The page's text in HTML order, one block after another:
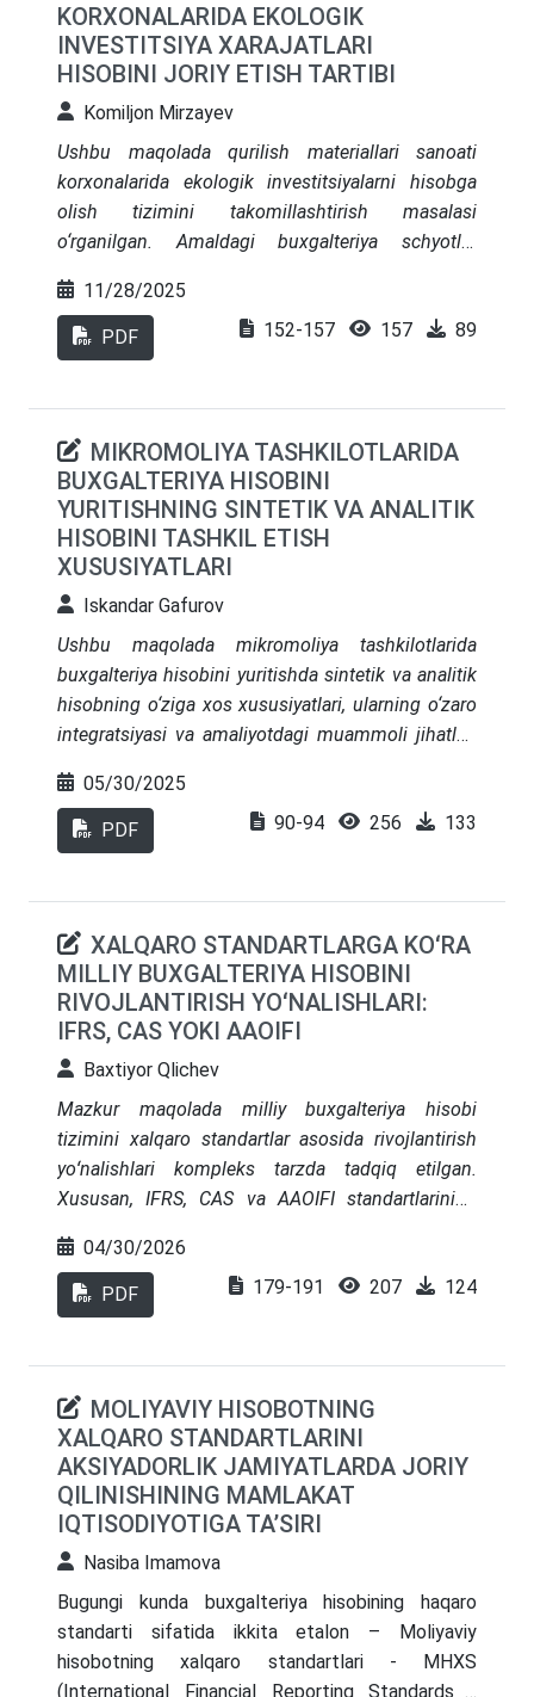
KORXONALARIDA EKOLOGIK
INVESTITSIYA XARAJATLARI
HISOBINI JORIY ETISH TARTIBI
Komiljon Mirzayev
Ushbu maqolada qurilish materiallari sanoati
korxonalarida ekologik investitsiyalarni hisobga
olish tizimini takomillashtirish masalasi
o‘rganilgan. Amaldagi buxgalteriya schyotlar
chiqarish xarajatlari tarkibida aks ettirilishi ularni
nazorat qilish va tahlil qilish imkoniyatlarini
cheklashi aniqlangan. Shu munosabat bilan,
8542, 8543 subhisoblarni joriy etish taklif etildi.
Tadqiqot davomida xalqaro moliyaviy hisobot
standartlari bilan milliy hisob siyosati qiyoslab
chiqildi hamda amaliy misollar asosida yangi
buxgalteriya modelining samaradorligi asoslab
berildi.
11/28/2025
PDF 152-157 157 89
MIKROMOLIYA TASHKILOTLARIDA
BUXGALTERIYA HISOBINI
YURITISHNING SINTETIK VA ANALITIK
HISOBINI TASHKIL ETISH
XUSUSIYATLARI
Iskandar Gafurov
Ushbu maqolada mikromoliya tashkilotlarida
buxgalteriya hisobini yuritishda sintetik va analitik
hisobning o‘ziga xos xususiyatlari, ularning o‘zaro
integratsiyasi va amaliyotdagi muammoli jihatlari
va “Biznes Finans” mikromoliya tashkilotlari
misolida sintetik va analitik hisob yuritilishining
holati o‘rganilgan va ularni uyg‘unlashtirish
sifatini oshirish va ichki audit jarayonlarini
samarali tashkil etishda sintetik va analitik
hisobning ahamiyatini tasdiqlaydi.
05/30/2025
PDF 90-94 256 133
XALQARO STANDARTLARGA KOʻRA
MILLIY BUXGALTERIYA HISOBINI
RIVOJLANTIRISH YOʻNALISHLARI:
IFRS, CAS YOKI AAOIFI
Baxtiyor Qlichev
Mazkur maqolada milliy buxgalteriya hisobi
tizimini xalqaro standartlar asosida rivojlantirish
yoʻnalishlari kompleks tarzda tadqiq etilgan.
Xususan, IFRS, CAS va AAOIFI standartlarining
ularning milliy hisob tizimiga taʼsiri qiyosiy tahlil
qilingan. Tadqiqotda xalqaro standartlarni joriy
etishga oid ilmiy qarashlar iqtisodiy, institutsional
buxgalteriya tizimining hozirgi holati xalqaro
modellar bilan solishtirilib, uning gibrid
xususiyatga egaligi asoslab berilgan. Maqolada
xalqaro standartlarga oʻtish jarayonini bir
yoʻnalishli islohot sifatida emas, balki iqtisodiy,
strategik va ijtimoiy omillarni qamrab olgan
zarurligi ilmiy jihatdan asoslangan. Shu asosda
milliy hisob tizimini takomillashtirish boʻyicha
konseptual yondashuvlar, jumladan, asosiy savdo
04/30/2026
PDF 179-191 207 124
MOLIYAVIY HISOBOTNING
XALQARO STANDARTLARINI
AKSIYADORLIK JAMIYATLARDA JORIY
QILINISHINING MAMLAKAT
IQTISODIYOTIGA TA’SIRI
Nasiba Imamova
Bugungi kunda buxgalteriya hisobining haqaro
standarti sifatida ikkita etalon – Moliyaviy
hisobotning xalqaro standartlari - MHXS
(International Financial Reporting Standards -